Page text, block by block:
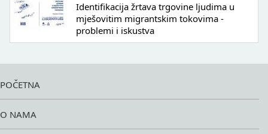
Identifikacija žrtava trgovine ljudima u
mješovitim migrantskim tokovima -
problemi i iskustva
POČETNA
O NAMA